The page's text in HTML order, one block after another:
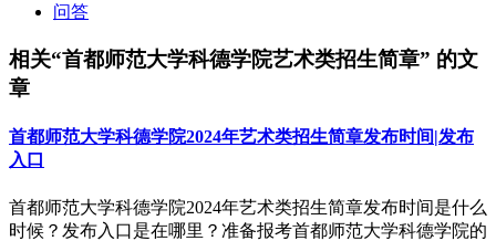
问答
相关“首都师范大学科德学院艺术类招生简章” 的文
章
首都师范大学科德学院2024年艺术类招生简章发布时间|发布
入口
首都师范大学科德学院2024年艺术类招生简章发布时间是什么
时候？发布入口是在哪里？准备报考首都师范大学科德学院的